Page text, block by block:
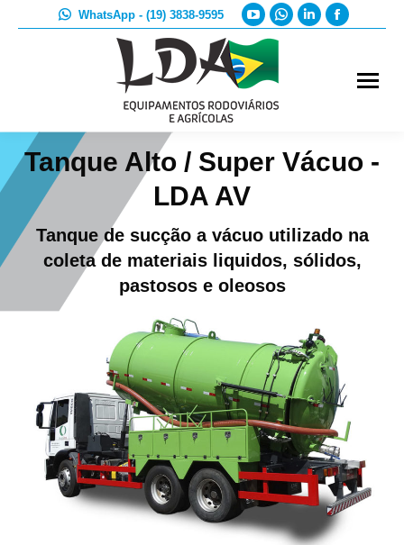
WhatsApp - (19) 3838-9595
YouTube
page
opens
in
new
Whatsapp
Linkedin
Tanque Alto / Super Vácuo -
LDA AV
Tanque de sucção a vácuo utilizado na
coleta de materiais liquidos, sólidos,
pastosos e oleosos